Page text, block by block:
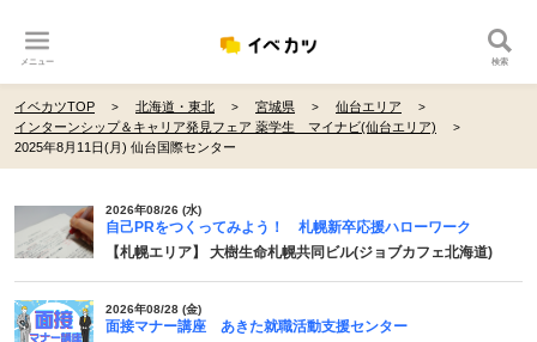
メニュー 検索
イベカツTOP 北海道・東北 宮城県
仙台エリア
インターンシップ＆キャリア発見フェア 薬学生 マイナビ(仙台エリア)
2025年8月11日(月) 仙台国際センター
2026年08/26 (水)
自己PRをつくってみよう！ 札幌新卒応援ハローワーク
【札幌エリア】 大樹生命札幌共同ビル(ジョブカフェ北海道)
2026年08/28 (金)
面接マナー講座 あきた就職活動支援センター